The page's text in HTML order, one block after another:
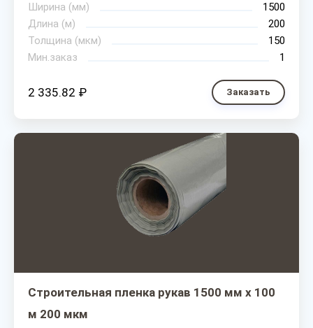
Ширина (мм)
1500
Длина (м)
200
Толщина (мкм)
150
Мин.заказ
1
2 335.82 ₽ Заказать
Строительная пленка рукав 1500 мм х 100
м 200 мкм